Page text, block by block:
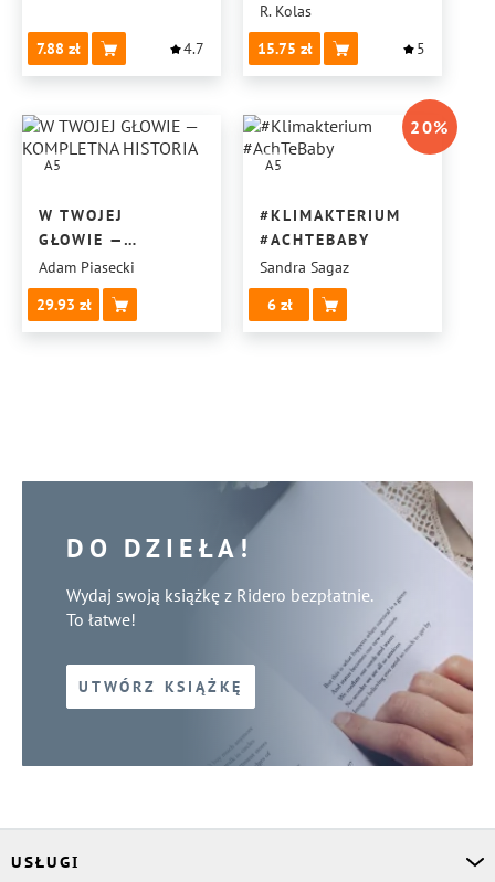
7.88 4.7
R. Kolas
15.75
5
A5
W TWOJEJ
GŁOWIE —
KOMPLETNA
HISTORIA
Adam Piasecki
29.93
A5
20%
#KLIMAKTERIUM
#ACHTEBABY
Sandra Sagaz
6
DO DZIEŁA!
Wydaj swoją książkę z Ridero bezpłatnie.
To łatwe!
UTWÓRZ KSIĄŻKĘ
USŁUGI